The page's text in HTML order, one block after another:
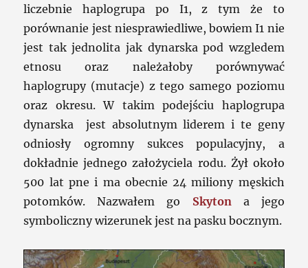
liczebnie haplogrupa po I1, z tym że to
porównanie jest niesprawiedliwe, bowiem I1 nie
jest tak jednolita jak dynarska pod wzgledem
etnosu oraz należałoby porównywać
haplogrupy (mutacje) z tego samego poziomu
oraz okresu. W takim podejściu haplogrupa
dynarska jest absolutnym liderem i te geny
odniosły ogromny sukces populacyjny, a
dokładnie jednego założyciela rodu. Żył około
500 lat pne i ma obecnie 24 miliony męskich
potomków. Nazwałem go Skytona jego
symboliczny wizerunek jest na pasku bocznym.